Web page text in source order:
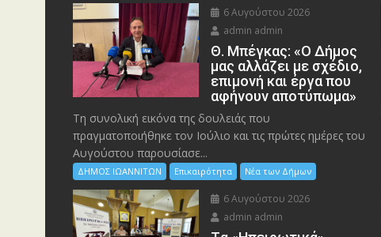
6 Αυγούστου 2026
admin admin
Θ. Μπέγκας: «Ο Δήμος
μας αλλάζει με σχέδιο,
επιμονή και έργα που
αφήνουν αποτύπωμα»
Τη συνολική εικόνα της δουλειάς που
πραγματοποιήθηκε τον Ιούλιο και τις πρώτες ημέρες του
Αυγούστου παρουσίασε...
ΔΗΜΟΣ ΙΩΑΝΝΙΤΩΝ Επικαιρότητα Νέα των Δήμων
6 Αυγούστου 2026
admin admin